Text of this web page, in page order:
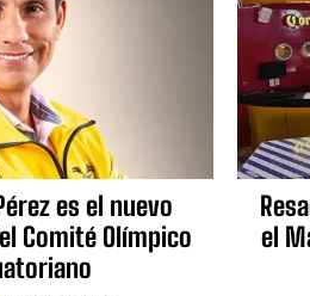
es el nuevo
Comité Olímpico
el